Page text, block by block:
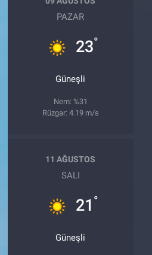
PAZAR
23°
Güneşli
Nem: %31
Rüzgar: 4.19 m/s
11 AĞUSTOS
SALI
21 °
Güneşli